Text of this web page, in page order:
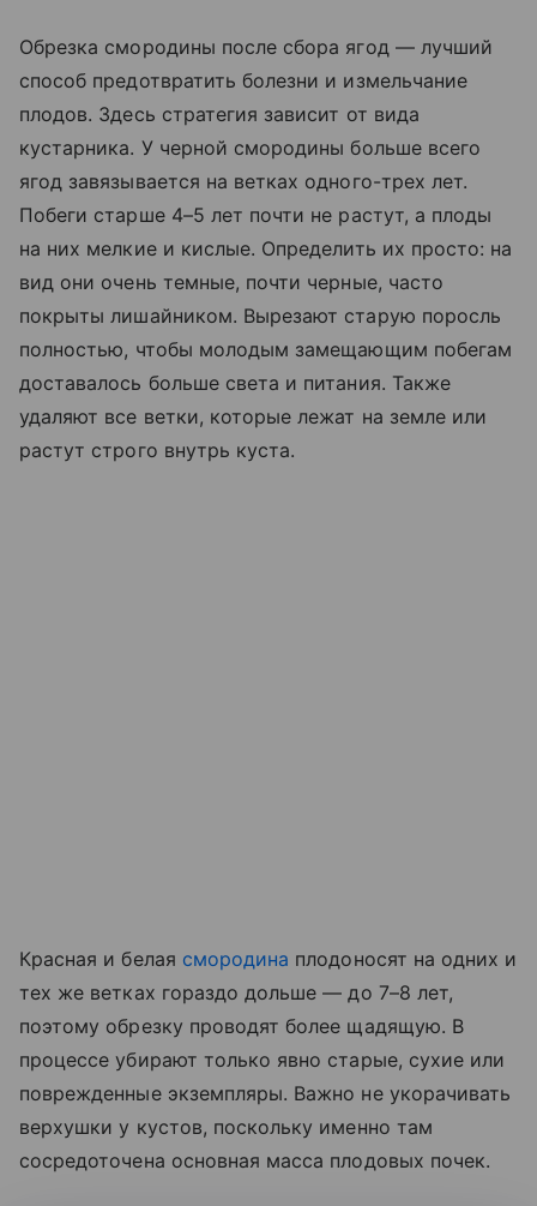
Обрезка смородины после сбора ягод — лучший
способ предотвратить болезни и измельчание
плодов. Здесь стратегия зависит от вида
кустарника. У черной смородины больше всего
ягод завязывается на ветках одного-трех лет.
Побеги старше 4–5 лет почти не растут, а плоды
на них мелкие и кислые. Определить их просто: на
вид они очень темные, почти черные, часто
покрыты лишайником. Вырезают старую поросль
полностью, чтобы молодым замещающим побегам
доставалось больше света и питания. Также
удаляют все ветки, которые лежат на земле или
растут строго внутрь куста.
Красная и белая смородина плодоносят на одних и
тех же ветках гораздо дольше — до 7–8 лет,
поэтому обрезку проводят более щадящую. В
процессе убирают только явно старые, сухие или
поврежденные экземпляры. Важно не укорачивать
верхушки у кустов, поскольку именно там
сосредоточена основная масса плодовых почек.